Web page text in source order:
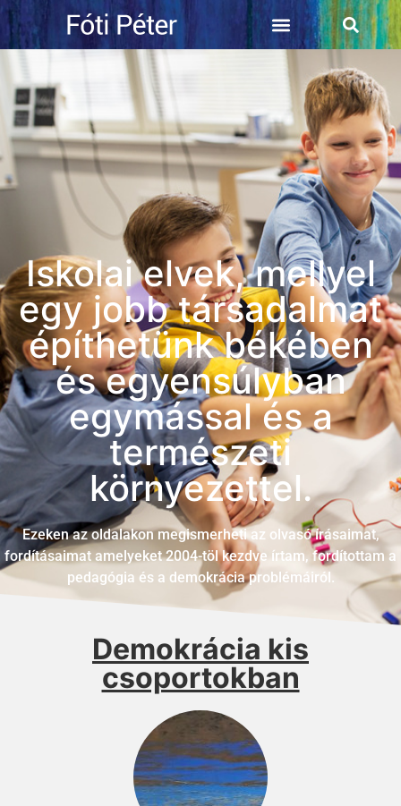
Iskolai elvek, mellyel
egy jobb társadalmat
építhetünk békében
és egyensúlyban
egymással és a
természeti
környezettel.
Ezeken az oldalakon megismerheti az olvasó írásaimat,
fordításaimat amelyeket 2004-töl kezdve írtam, fordítottam a
pedagógia és a demokrácia problémáiról.
Demokrácia kis
csoportokban